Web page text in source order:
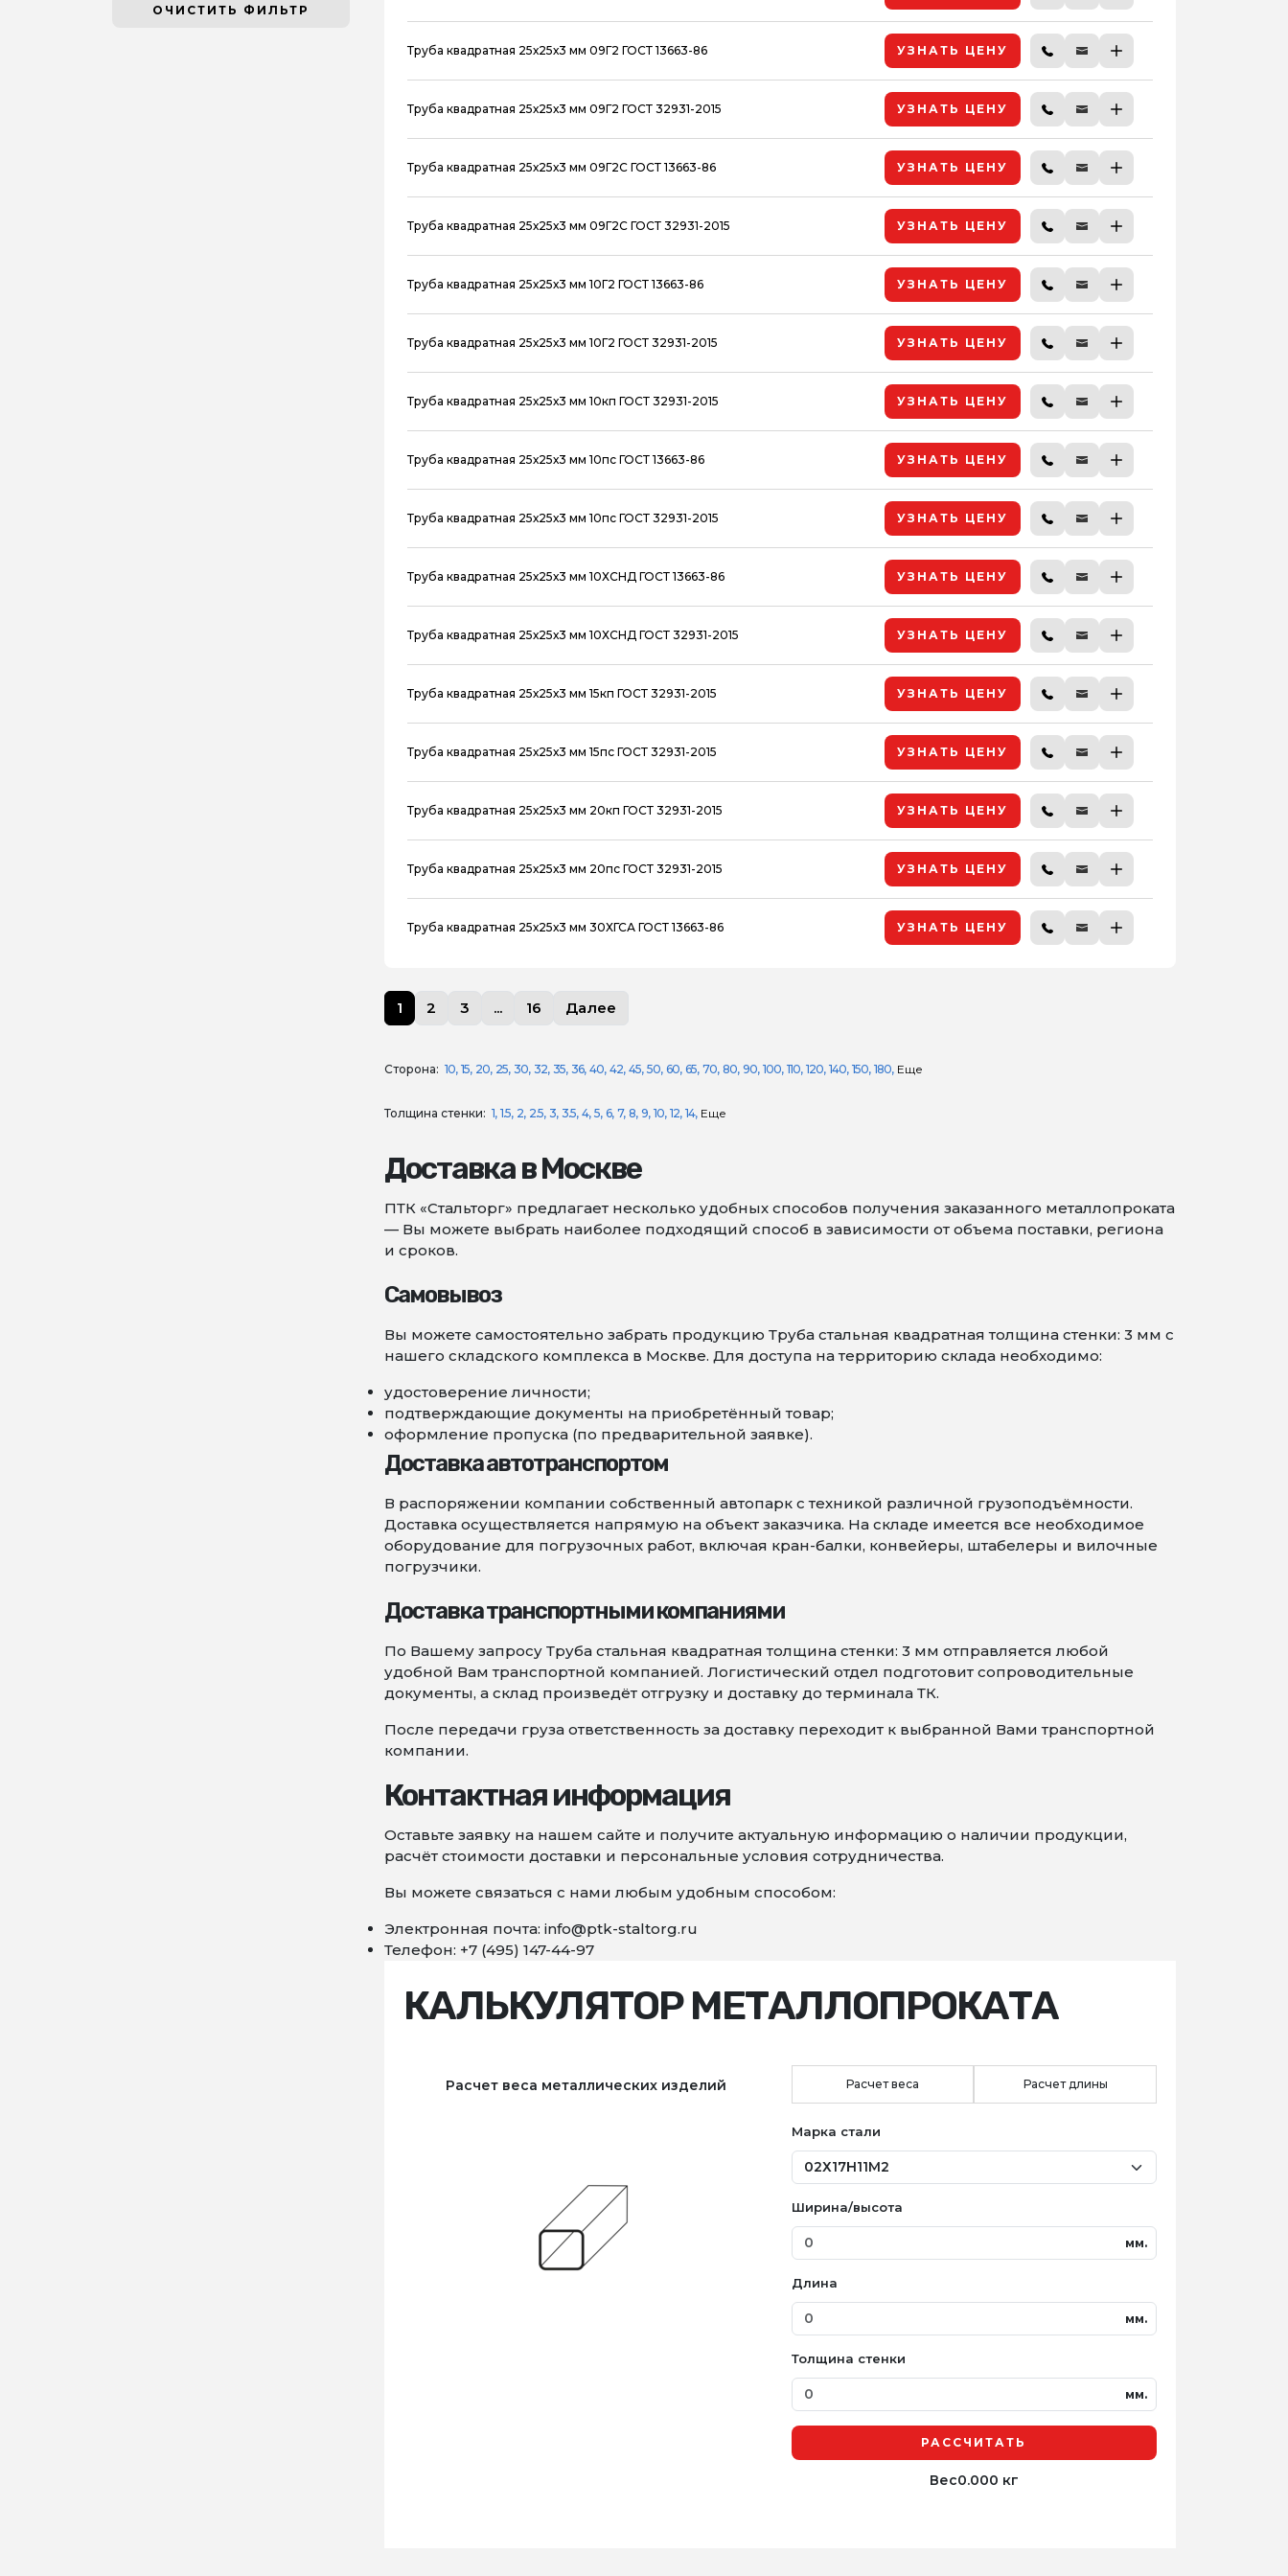
14
ОЧИСТИТЬ ФИЛЬТР
Труба квадратная 25х25х3 мм 09Г2 ГОСТ 13663-86 УЗНАТЬ ЦЕНУ
Труба квадратная 25х25х3 мм 09Г2 ГОСТ 32931-2015 УЗНАТЬ ЦЕНУ
Труба квадратная 25х25х3 мм 09Г2С ГОСТ 13663-86 УЗНАТЬ ЦЕНУ
Труба квадратная 25х25х3 мм 09Г2С ГОСТ 32931-2015 УЗНАТЬ ЦЕНУ
Труба квадратная 25х25х3 мм 10Г2 ГОСТ 13663-86 УЗНАТЬ ЦЕНУ
Труба квадратная 25х25х3 мм 10Г2 ГОСТ 32931-2015 УЗНАТЬ ЦЕНУ
Труба квадратная 25х25х3 мм 10кп ГОСТ 32931-2015 УЗНАТЬ ЦЕНУ
Труба квадратная 25х25х3 мм 10пс ГОСТ 13663-86 УЗНАТЬ ЦЕНУ
Труба квадратная 25х25х3 мм 10пс ГОСТ 32931-2015 УЗНАТЬ ЦЕНУ
Труба квадратная 25х25х3 мм 10ХСНД ГОСТ 13663-86 УЗНАТЬ ЦЕНУ
Труба квадратная 25х25х3 мм 10ХСНД ГОСТ 32931-2015 УЗНАТЬ ЦЕНУ
Труба квадратная 25х25х3 мм 15кп ГОСТ 32931-2015 УЗНАТЬ ЦЕНУ
Труба квадратная 25х25х3 мм 15пс ГОСТ 32931-2015 УЗНАТЬ ЦЕНУ
Труба квадратная 25х25х3 мм 20кп ГОСТ 32931-2015 УЗНАТЬ ЦЕНУ
Труба квадратная 25х25х3 мм 20пс ГОСТ 32931-2015 УЗНАТЬ ЦЕНУ
Труба квадратная 25х25х3 мм 30ХГСА ГОСТ 13663-86 УЗНАТЬ ЦЕНУ
1 2 3 ... 16 Далее
Сторона: 10 15 20 25 30 32 35 36 40 42 45 50 60 65 70 80 90 100 110 120 140 150 180 Еще
Толщина стенки: 1 1.5 2 2.5 3 3.5 4 5 6 7 8 9 10 12 14 Еще
Доставка в Москве
ПТК «Стальторг» предлагает несколько удобных способов получения заказанного металлопроката
— Вы можете выбрать наиболее подходящий способ в зависимости от объема поставки, региона
и сроков.
Самовывоз
Вы можете самостоятельно забрать продукцию Труба стальная квадратная толщина стенки: 3 мм с
нашего складского комплекса в Москве. Для доступа на территорию склада необходимо:
удостоверение личности;
подтверждающие документы на приобретённый товар;
оформление пропуска (по предварительной заявке).
Доставка автотранспортом
В распоряжении компании собственный автопарк с техникой различной грузоподъёмности.
Доставка осуществляется напрямую на объект заказчика. На складе имеется все необходимое
оборудование для погрузочных работ, включая кран-балки, конвейеры, штабелеры и вилочные
погрузчики.
Доставка транспортными компаниями
По Вашему запросу Труба стальная квадратная толщина стенки: 3 мм отправляется любой
удобной Вам транспортной компанией. Логистический отдел подготовит сопроводительные
документы, а склад произведёт отгрузку и доставку до терминала ТК.
После передачи груза ответственность за доставку переходит к выбранной Вами транспортной
компании.
Контактная информация
Оставьте заявку на нашем сайте и получите актуальную информацию о наличии продукции,
расчёт стоимости доставки и персональные условия сотрудничества.
Вы можете связаться с нами любым удобным способом:
Электронная почта: info@ptk-staltorg.ru
Телефон: +7 (495) 147-44-97
КАЛЬКУЛЯТОР МЕТАЛЛОПРОКАТА
Расчет веса металлических изделий Расчет веса Расчет длины
Марка стали
Ширина/высота
мм.
Длина
мм.
Толщина стенки
мм.
РАССЧИТАТЬ
Вес0.000 кг